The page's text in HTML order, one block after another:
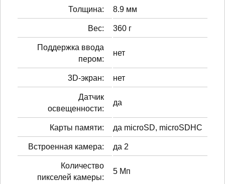
Толщина: 8.9 мм
Вес: 360 г
Поддержка ввода
пером:
нет
3D-экран: нет
Датчик
освещенности:
да
Карты памяти: да microSD, microSDHC
Встроенная камера: да 2
Количество
пикселей камеры:
5 Мп